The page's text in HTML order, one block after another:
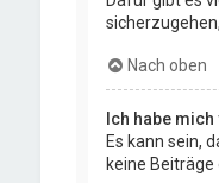
Nach oben
Ich habe
Es kann sein,
keine